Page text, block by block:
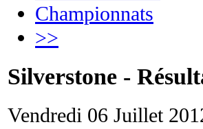
Championnats
>>
Silverstone -
Vendredi 06 Juillet